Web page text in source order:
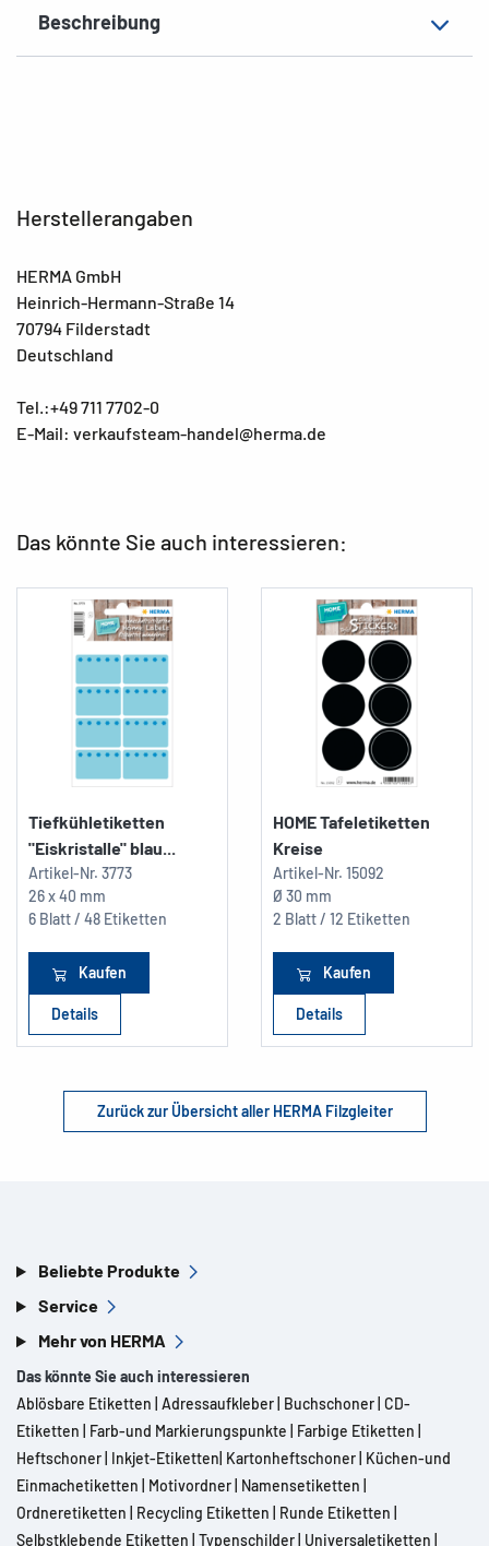
Beschreibung
Herstellerangaben
HERMA GmbH
Heinrich-Hermann-Straße 14
70794 Filderstadt
Deutschland
Tel.:+49 711 7702-0
E-Mail: verkaufsteam-handel@herma.de
Das könnte Sie auch interessieren:
Tiefkühletiketten
"Eiskristalle" blau...
Artikel-Nr. 3773
26 x 40 mm
6 Blatt / 48 Etiketten
Kaufen
Details
HOME Tafeletiketten
Kreise
Artikel-Nr. 15092
Ø 30 mm
2 Blatt / 12 Etiketten
Kaufen
Details
Zurück zur Übersicht aller HERMA Filzgleiter
Beliebte Produkte
Service
Mehr von HERMA
Das könnte Sie auch interessieren
Ablösbare Etiketten Adressaufkleber Buchschoner CD-
Etiketten
Farb-und Markierungspunkte Farbige Etiketten
Heftschoner Inkjet-Etiketten Kartonheftschoner Küchen-und
Einmachetiketten
Motivordner Namensetiketten
Ordneretiketten
Recycling Etiketten Runde Etiketten
Selbstklebende Etiketten Typenschilder Universaletiketten